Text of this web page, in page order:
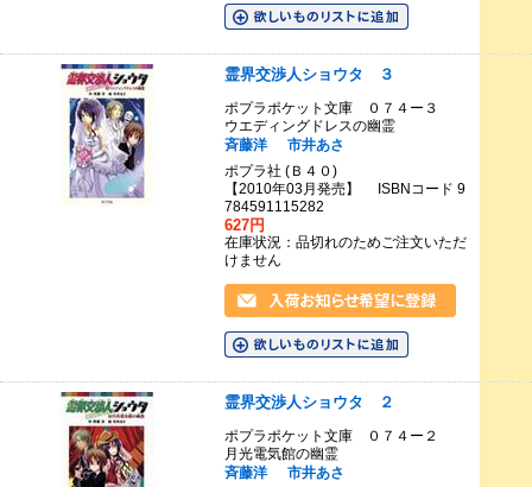
霊界交渉人ショウタ ３
ポプラポケット文庫 ０７４ー３
ウエディングドレスの幽霊
斉藤洋
市井あさ
ポプラ社 (Ｂ４０)
【2010年03月発売】 ISBNコード 9
784591115282
627円
在庫状況：品切れのためご注文いただ
けません
霊界交渉人ショウタ ２
ポプラポケット文庫 ０７４ー２
月光電気館の幽霊
斉藤洋
市井あさ